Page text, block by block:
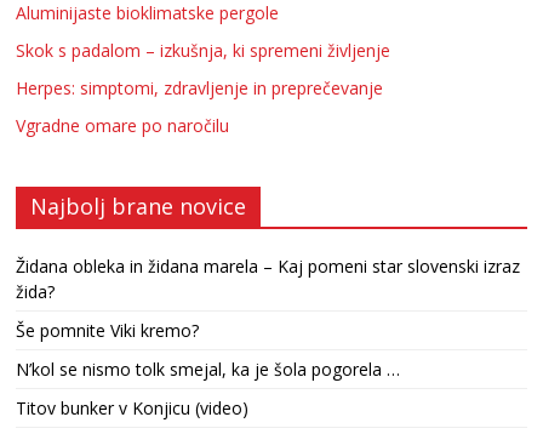
Aluminijaste bioklimatske pergole
Skok s padalom – izkušnja, ki spremeni življenje
Herpes: simptomi, zdravljenje in preprečevanje
Vgradne omare po naročilu
Najbolj brane novice
Židana obleka in židana marela – Kaj pomeni star slovenski izraz
žida?
Še pomnite Viki kremo?
N’kol se nismo tolk smejal, ka je šola pogorela …
Titov bunker v Konjicu (video)